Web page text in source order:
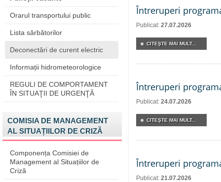
Orarul transportului public
Lista sărbătorilor
Deconectări de curent electric
Informații hidrometeorologice
REGULI DE COMPORTAMENT
ÎN SITUAŢII DE URGENŢĂ
COMISIA DE MANAGEMENT
AL SITUAȚIILOR DE CRIZĂ
Componența Comisiei de
Management al Situațiilor de
Criză
Întreruperi
Publicat: 27.07.2026
CITEŞTE MAI MULT...
Întreruperi
Publicat: 24.07.2026
CITEŞTE MAI MULT...
Întreruperi
Publicat: 21.07.2026